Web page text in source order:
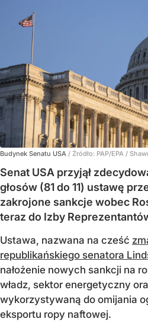
Budynek Senatu USA / Źródło: PAP/EPA /
Senat USA przyjął
głosów (81 do 11) ustawę
zakrojone sankcje wobec
teraz do Izby
Ustawa, nazwana na cześć
republikańskiego senatora
nałożenie nowych sankcji na
władz, sektor energetyczny
wykorzystywaną do omijania
eksportu ropy naftowej.